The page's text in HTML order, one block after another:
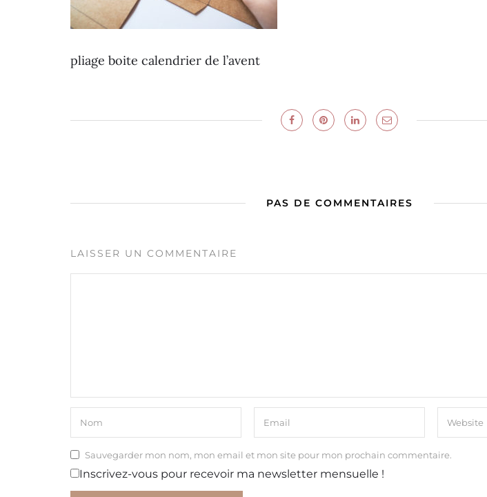
pliage boite calendrier de l’avent
PAS DE COMMENTAIRES
LAISSER UN COMMENTAIRE
Sauvegarder mon nom, mon email et mon site pour mon prochain commentaire.
Inscrivez-vous pour recevoir ma newsletter mensuelle !